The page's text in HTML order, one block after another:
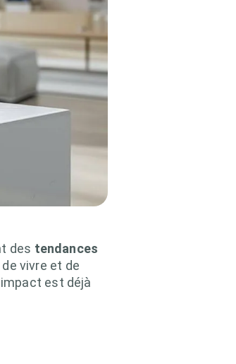
des tendances
vivre et de
est déjà